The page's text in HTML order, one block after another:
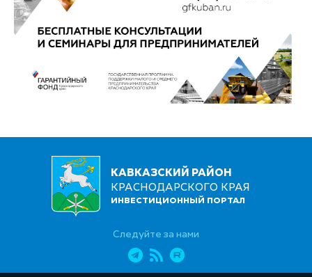
КАВКАЗСКИЙ РАЙОН
КРАСНОДАРСКОГО КРАЯ
ИНВЕСТИЦИОННЫЙ ПОРТАЛ
Следуйте за нами